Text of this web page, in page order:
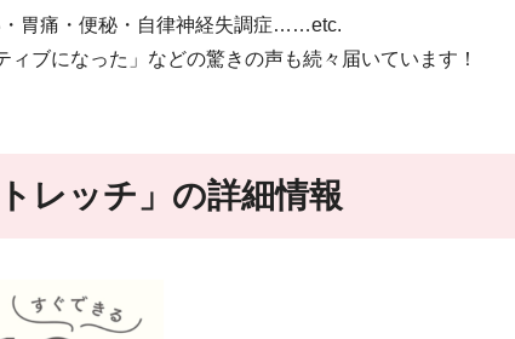
胃痛・便秘・自律神経失調症……etc.
ブになった」などの驚きの声も続々届いています！
レッチ」の詳細情報